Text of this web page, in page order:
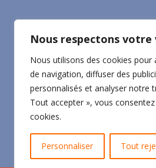
Nous respectons votre
Nous utilisons des cookies pour
de navigation, diffuser des
personnalisés et analyser notre
Tout accepter », vous
cookies.
Personnaliser Tout
Nous contacter
Foire aux questions
Mentions légales
CGV-CGU